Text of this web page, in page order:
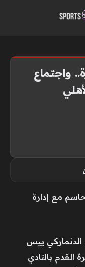
واجتماع
مع إدارة
ييس
القدم بالنادي